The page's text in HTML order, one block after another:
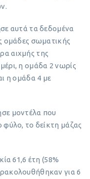
αυτά τα δεδομένα
ομάδες σωματικής
αιχμής της
η ομάδα 2 νωρίς
η ομάδα 4 με
μοντέλα που
φύλο, το δείκτη μάζας
61,6 έτη (58%
για 6